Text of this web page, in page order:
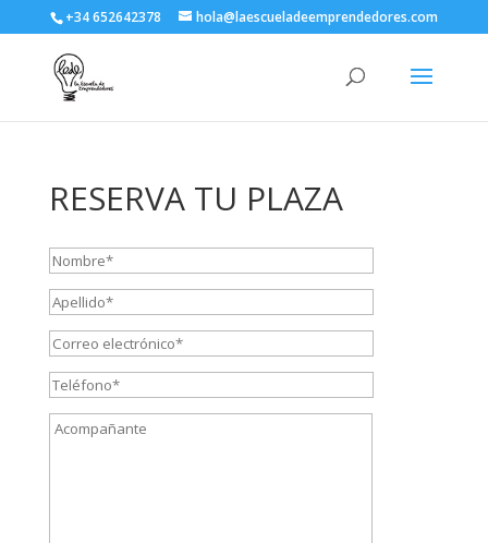
+34 652642378 hola@laescueladeemprendedores.com
RESERVA TU PLAZA